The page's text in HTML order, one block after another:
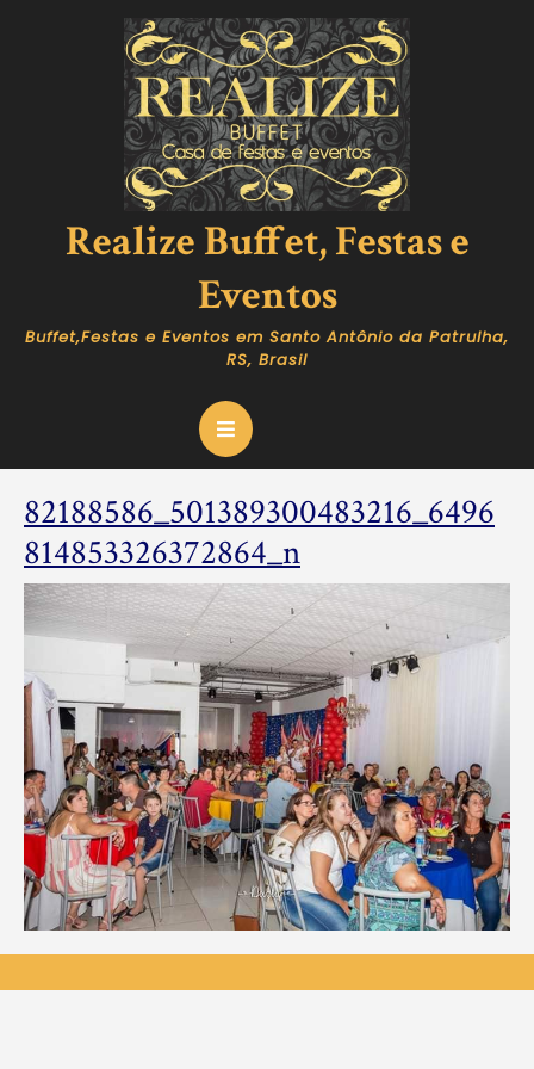
Realize Buffet, Festas e
Eventos
Buffet,Festas e Eventos em Santo Antônio da Patrulha,
RS, Brasil
Open
Button
82188586_501389300483216_6496
814853326372864_n